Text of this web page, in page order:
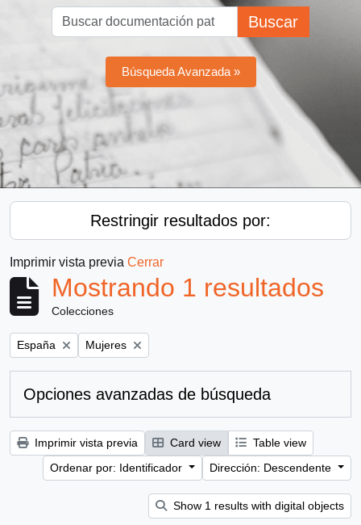
Buscar
Búsqueda Avanzada »
Restringir resultados por:
Imprimir vista previa Cerrar
Mostrando 1 resultados
Colecciones
Remove filter:
España Remove filter:
Mujeres
Opciones avanzadas de búsqueda
Imprimir vista previa Card view
Table view
Ordenar por: Identificador
Dirección: Descendente
Show 1 results with digital objects